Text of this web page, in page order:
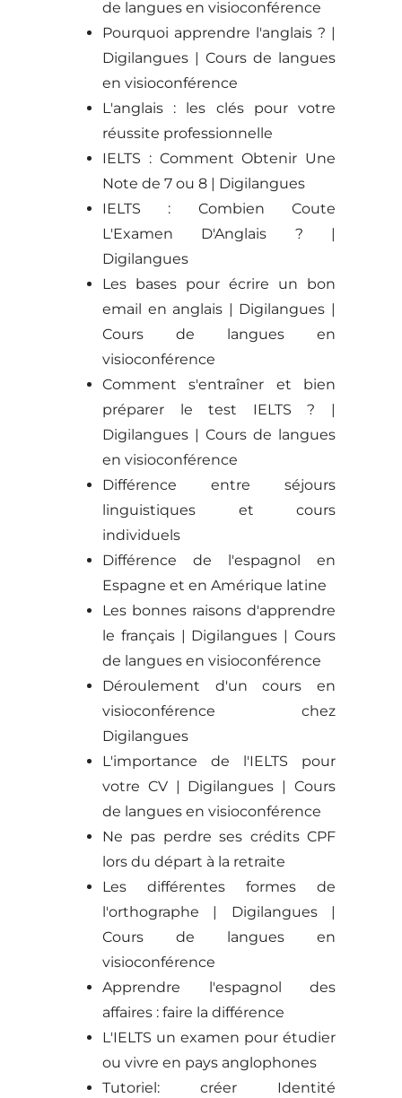
de langues en visioconférence
Pourquoi apprendre l'anglais ? |
Digilangues | Cours de langues
en visioconférence
L'anglais : les clés pour votre
réussite professionnelle
IELTS : Comment Obtenir Une
Note de 7 ou 8 | Digilangues
IELTS : Combien Coute
L'Examen D'Anglais ? |
Digilangues
Les bases pour écrire un bon
email en anglais | Digilangues |
Cours de langues en
visioconférence
Comment s'entraîner et bien
préparer le test IELTS ? |
Digilangues | Cours de langues
en visioconférence
Différence entre séjours
linguistiques et cours
individuels
Différence de l'espagnol en
Espagne et en Amérique latine
Les bonnes raisons d'apprendre
le français | Digilangues | Cours
de langues en visioconférence
Déroulement d'un cours en
visioconférence chez
Digilangues
L'importance de l'IELTS pour
votre CV | Digilangues | Cours
de langues en visioconférence
Ne pas perdre ses crédits CPF
lors du départ à la retraite
Les différentes formes de
l'orthographe | Digilangues |
Cours de langues en
visioconférence
Apprendre l'espagnol des
affaires : faire la différence
L'IELTS un examen pour étudier
ou vivre en pays anglophones
Tutoriel: créer Identité